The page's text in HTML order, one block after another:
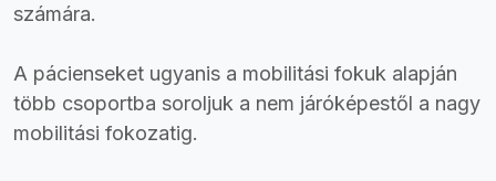
számára.
A pácienseket ugyanis a mobilitási fokuk alapján
több csoportba soroljuk a nem járóképestől a nagy
mobilitási fokozatig.